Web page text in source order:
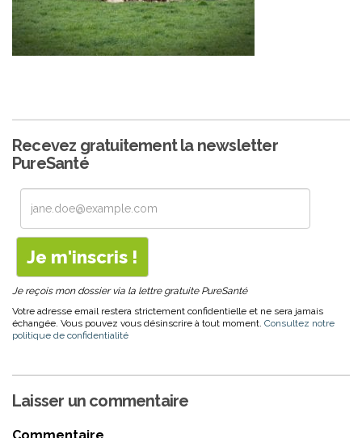
Recevez gratuitement la newsletter
PureSanté
Je reçois mon dossier via la lettre gratuite PureSanté
Votre adresse email restera strictement confidentielle et ne sera jamais
échangée. Vous pouvez vous désinscrire à tout moment. Consultez notre
politique de confidentialité
Laisser un commentaire